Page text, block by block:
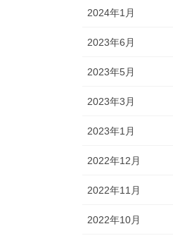
2024年1月
2023年6月
2023年5月
2023年3月
2023年1月
2022年12月
2022年11月
2022年10月